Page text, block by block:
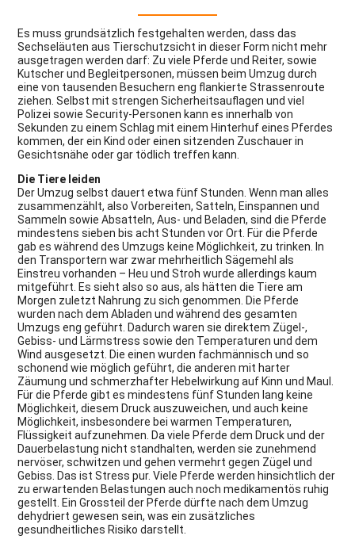
Es muss grundsätzlich festgehalten werden, dass das
Sechseläuten aus Tierschutzsicht in dieser Form nicht mehr
ausgetragen werden darf: Zu viele Pferde und Reiter, sowie
Kutscher und Begleitpersonen, müssen beim Umzug durch
eine von tausenden Besuchern eng flankierte Strassenroute
ziehen. Selbst mit strengen Sicherheitsauflagen und viel
Polizei sowie Security-Personen kann es innerhalb von
Sekunden zu einem Schlag mit einem Hinterhuf eines Pferdes
kommen, der ein Kind oder einen sitzenden Zuschauer in
Gesichtsnähe oder gar tödlich treffen kann.
Die Tiere leiden
Der Umzug selbst dauert etwa fünf Stunden. Wenn man alles
zusammenzählt, also Vorbereiten, Satteln, Einspannen und
Sammeln sowie Absatteln, Aus- und Beladen, sind die Pferde
mindestens sieben bis acht Stunden vor Ort. Für die Pferde
gab es während des Umzugs keine Möglichkeit, zu trinken. In
den Transportern war zwar mehrheitlich Sägemehl als
Einstreu vorhanden – Heu und Stroh wurde allerdings kaum
mitgeführt. Es sieht also so aus, als hätten die Tiere am
Morgen zuletzt Nahrung zu sich genommen. Die Pferde
wurden nach dem Abladen und während des gesamten
Umzugs eng geführt. Dadurch waren sie direktem Zügel-,
Gebiss- und Lärmstress sowie den Temperaturen und dem
Wind ausgesetzt. Die einen wurden fachmännisch und so
schonend wie möglich geführt, die anderen mit harter
Zäumung und schmerzhafter Hebelwirkung auf Kinn und Maul.
Für die Pferde gibt es mindestens fünf Stunden lang keine
Möglichkeit, diesem Druck auszuweichen, und auch keine
Möglichkeit, insbesondere bei warmen Temperaturen,
Flüssigkeit aufzunehmen. Da viele Pferde dem Druck und der
Dauerbelastung nicht standhalten, werden sie zunehmend
nervöser, schwitzen und gehen vermehrt gegen Zügel und
Gebiss. Das ist Stress pur. Viele Pferde werden hinsichtlich der
zu erwartenden Belastungen auch noch medikamentös ruhig
gestellt. Ein Grossteil der Pferde dürfte nach dem Umzug
dehydriert gewesen sein, was ein zusätzliches
gesundheitliches Risiko darstellt.